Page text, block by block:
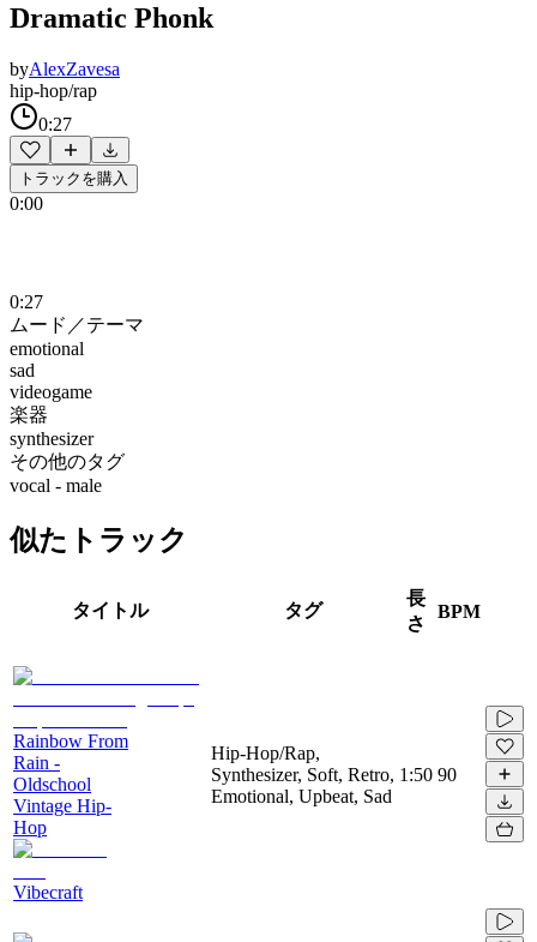
Dramatic Phonk
byAlexZavesa
hip-hop/rap
0:27
トラックを購入
0:00
0:27
ムード／テーマ
emotional
sad
videogame
楽器
synthesizer
その他のタグ
vocal - male
似たトラック
タイトル タグ
長
さ
BPM
Rainbow From
Rain -
Oldschool
Vintage Hip-
Hop
Vibecraft
Hip-Hop/Rap,
Synthesizer, Soft, Retro,
Emotional, Upbeat, Sad
1:50 90